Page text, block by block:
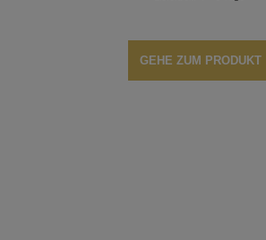
GEHE ZUM PRODUKT